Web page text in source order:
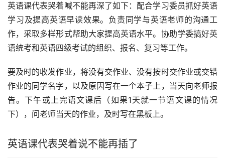
英语课代表哭着喊不能再深了如下：配合学习委员抓好英语
学习及提高英语早读效果。负责同学与英语老师的沟通工
作，采取多样形式帮助大家提高英语水平。协助学委搞好英
语统考和英语四级考试的组织、报名、复习等工作。
要及时的收发作业，将没有交作业、没有按时交作业或交错
作业的同学名字，以及原因写在一个本子上，当天向老师报
告。下午或上完语文课后（如果1天就一节语文课的情况
下），问老师当天的作业，及时写在黑板上。
英语课代表哭着说不能再插了